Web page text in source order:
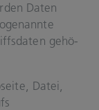
Daten
ge­hö­
Datei,